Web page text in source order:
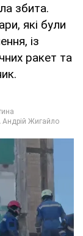
збита.
які були
із
ракет та